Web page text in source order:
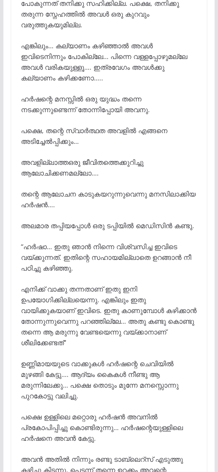
പോകുന്നത് തനിക്കു സഹിക്കില്ല. പക്ഷെ, തനിക്കു
തരുന്ന സ്നേഹത്തിൽ അവൾ ഒരു കുറവും
വരുത്തുകയുമില്ല.
എങ്കിലും… കല്യാണം കഴിഞ്ഞാൽ അവൾ
ഇവിടെനിന്നും പോകില്ലേ… പിന്നെ വള്ളപ്പോഴുമല്ലേ
അവൾ വരികയുള്ളൂ…. ഇത്രവേഗം അവൾക്കു
കല്യാണം കഴിക്കണോ…..
ഹർഷന്റെ മനസ്സിൽ ഒരു യുദ്ധം തന്നെ
നടക്കുന്നുണ്ടെന്ന് തോന്നിപ്പോയി അവനു.
പക്ഷെ, തന്റെ സ്വാർത്ഥത അവളിൽ എങ്ങനെ
അടിച്ചേൽപ്പിക്കും…
അവളില്ലാത്തഒരു ജീവിതത്തെക്കുറിച്ചു
ആലോചിക്കണമല്ലോ….
തന്റെ ആലോചന കാടുകയറുന്നുവെന്നു മനസിലാക്കിയ
ഹർഷൻ….
അലമാര തപ്പിയപ്പോൾ ഒരു ടപ്പിയിൽ മെഡിസിൻ കണ്ടു.
“ഹർഷാ… ഇതു ഞാൻ നിന്നെ വിശ്വസിച്ച ഇവിടെ
വയ്ക്കുന്നത്. ഇതിന്റെ സഹായമില്ലാതെ ഉറങ്ങാൻ നീ
പഠിച്ചു കഴിഞ്ഞു.
എനിക്ക് വാക്കു തന്നതാണ് ഇതു ഇനി
ഉപയോഗിക്കില്ലയെന്നു. എങ്കിലും ഇതു
വായിക്കുകയാണ് ഇവിടെ. ഇതു കാണുമ്പോൾ കഴിക്കാൻ
തോന്നുന്നുവെന്നു പറഞ്ഞില്ലേ… അതു കണ്ടു കൊണ്ടു
തന്നെ ആ മരുന്നു വേണ്ടയെന്നു വയ്ക്കാനാണ്
ശീലിക്കേണ്ടത്”
ഉണ്ണിമായയുടെ വാക്കുകൾ ഹർഷന്റെ ചെവിയിൽ
മുഴങ്ങി കേട്ടു…. ആദ്യം കൈകൾ നീണ്ടു ആ
മരുന്നിലേക്കു… പക്ഷെ തൊടും മുന്നേ മനസ്സൊന്നു
പുറകോട്ടു വലിച്ചു.
പക്ഷെ ഉള്ളിലെ മറ്റൊരു ഹർഷൻ അവനിൽ
പ്രകോപിപ്പിച്ചു കൊണ്ടിരുന്നു… ഹർഷന്റെയുള്ളിലെ
ഹർഷനെ അവൻ കേട്ടു.
അവൻ അതിൽ നിന്നും രണ്ടു ടാബ്ലെറ്‌സ് എടുത്തു
കഴിച്ചു കിടന്നു. പെട്ടന്ന് തന്നെ ഉറക്കം അവന്റെ